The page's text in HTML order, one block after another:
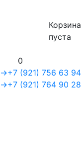
Корзина
пуста
0
+7 (921) 756 63 94
+7 (921) 764 90 28
→
→